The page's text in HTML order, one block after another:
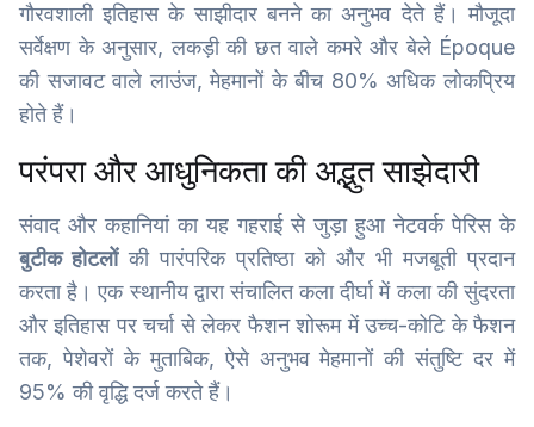
गौरवशाली इतिहास के साझीदार बनने का अनुभव देते हैं। मौजूदा
सर्वेक्षण के अनुसार, लकड़ी की छत वाले कमरे और बेले Époque
की सजावट वाले लाउंज, मेहमानों के बीच 80% अधिक लोकप्रिय
होते हैं।
परंपरा और आधुनिकता की अद्भुत साझेदारी
संवाद और कहानियां का यह गहराई से जुड़ा हुआ नेटवर्क पेरिस के
बुटीक होटलोंकी पारंपरिक प्रतिष्ठा को और भी मजबूती प्रदान
करता है। एक स्थानीय द्वारा संचालित कला दीर्घा में कला की सुंदरता
और इतिहास पर चर्चा से लेकर फैशन शोरूम में उच्च-कोटि के फैशन
तक, पेशेवरों के मुताबिक, ऐसे अनुभव मेहमानों की संतुष्टि दर में
95% की वृद्धि दर्ज करते हैं।